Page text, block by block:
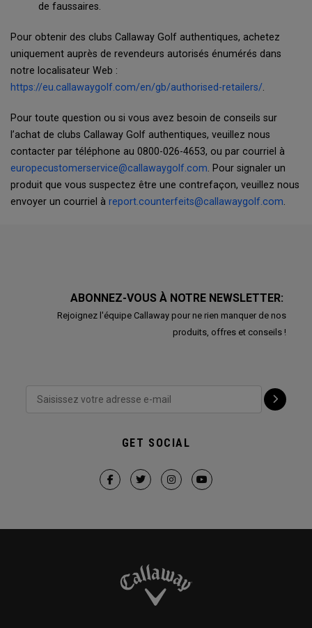
de faussaires.
Pour obtenir des clubs Callaway Golf authentiques, achetez
uniquement auprès de revendeurs autorisés énumérés dans
notre localisateur Web :
https://eu.callawaygolf.com/en/gb/authorised-retailers/.
Pour toute question ou si vous avez besoin de conseils sur
l’achat de clubs Callaway Golf authentiques, veuillez nous
contacter par téléphone au 0800-026-4653, ou par courriel à
europecustomerservice@callawaygolf.com. Pour signaler un
produit que vous suspectez être une contrefaçon, veuillez nous
envoyer un courriel à report.counterfeits@callawaygolf.com.
ABONNEZ-VOUS À NOTRE NEWSLETTER:
Rejoignez l'équipe Callaway pour ne rien manquer de nos
produits, offres et conseils !
GET SOCIAL